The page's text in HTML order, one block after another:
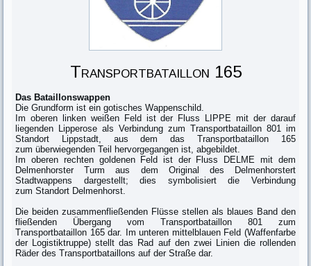
Transportbataillon 165
Das Bataillonswappen
Die Grundform ist ein gotisches Wappenschild.
Im oberen linken weißen Feld ist der Fluss LIPPE mit der darauf
liegenden Lipperose als Verbindung zum Transportbataillon 801 im
Standort Lippstadt, aus dem das Transportbataillon 165
zum überwiegenden Teil hervorgegangen ist, abgebildet.
Im oberen rechten goldenen Feld ist der Fluss DELME mit dem
Delmenhorster Turm aus dem Original des Delmenhorstert
Stadtwappens dargestellt; dies symbolisiert die Verbindung
zum Standort Delmenhorst.
Die beiden zusammenfließenden Flüsse stellen als blaues Band den
fließenden Übergang vom Transportbataillon 801 zum
Transportbataillon 165 dar. Im unteren mittelblauen Feld (Waffenfarbe
der Logistiktruppe) stellt das Rad auf den zwei Linien die rollenden
Räder des Transportbataillons auf der Straße dar.